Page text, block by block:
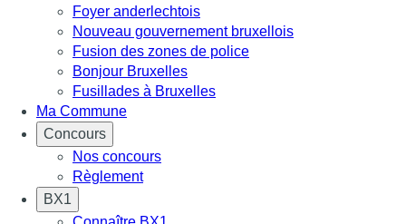
Foyer anderlechtois
Nouveau gouvernement bruxellois
Fusion des zones de police
Bonjour Bruxelles
Fusillades à Bruxelles
Ma Commune
Concours
Nos concours
Règlement
BX1